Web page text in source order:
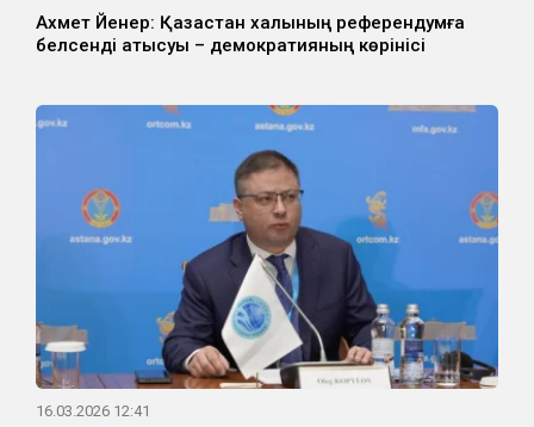
Ахмет Йенер: Қазақстан халқының референдумға
белсенді қатысуы – демократияның көрінісі
16.03.2026 12:41